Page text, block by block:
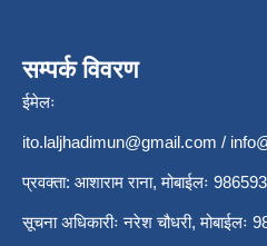
सम्पर्क विवरण
ईमेलः
ito.laljhadimun@gmail.com /
प्रवक्ता: आशाराम राना, मोबाईलः
सूचना अधिकारीः नरेश चौधरी, मोबाईलः